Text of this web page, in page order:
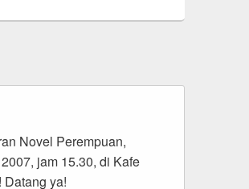
Novel Perempuan,
jam 15.30, di Kafe
Datang ya!